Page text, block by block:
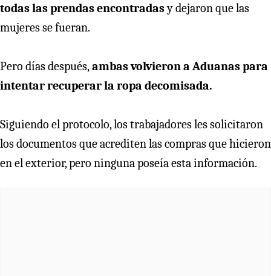
todas las prendas encontradasy dejaron que las
mujeres se fueran.
Pero días después, ambas volvieron a Aduanas para
intentar recuperar la ropa decomisada.
Siguiendo el protocolo, los trabajadores les solicitaron
los documentos que acrediten las compras que hicieron
en el exterior, pero ninguna poseía esta información.